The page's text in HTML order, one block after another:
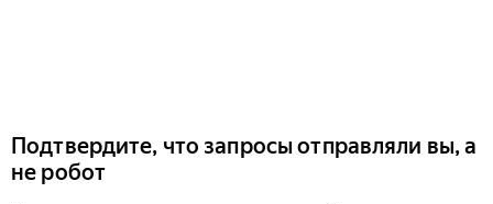
Подтвердите, что запросы отправляли вы, а
не робот